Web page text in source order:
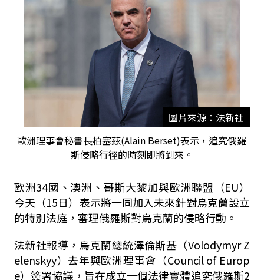
圖片來源：法新社
歐洲理事會秘書長柏塞茲(Alain Berset)表示，追究俄羅
斯侵略行徑的時刻即將到來。
歐洲34國、澳洲、哥斯大黎加與歐洲聯盟（EU）
今天（15日）表示將一同加入未來針對烏克蘭設立
的特別法庭，審理俄羅斯對烏克蘭的侵略行動。
法新社報導，烏克蘭總統澤倫斯基（Volodymyr Z
elenskyy）去年與歐洲理事會（Council of Europ
e）簽署協議，旨在成立一個法律實體追究俄羅斯2